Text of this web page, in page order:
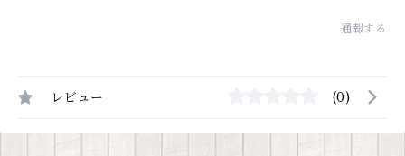
通報する
レビュー (0)